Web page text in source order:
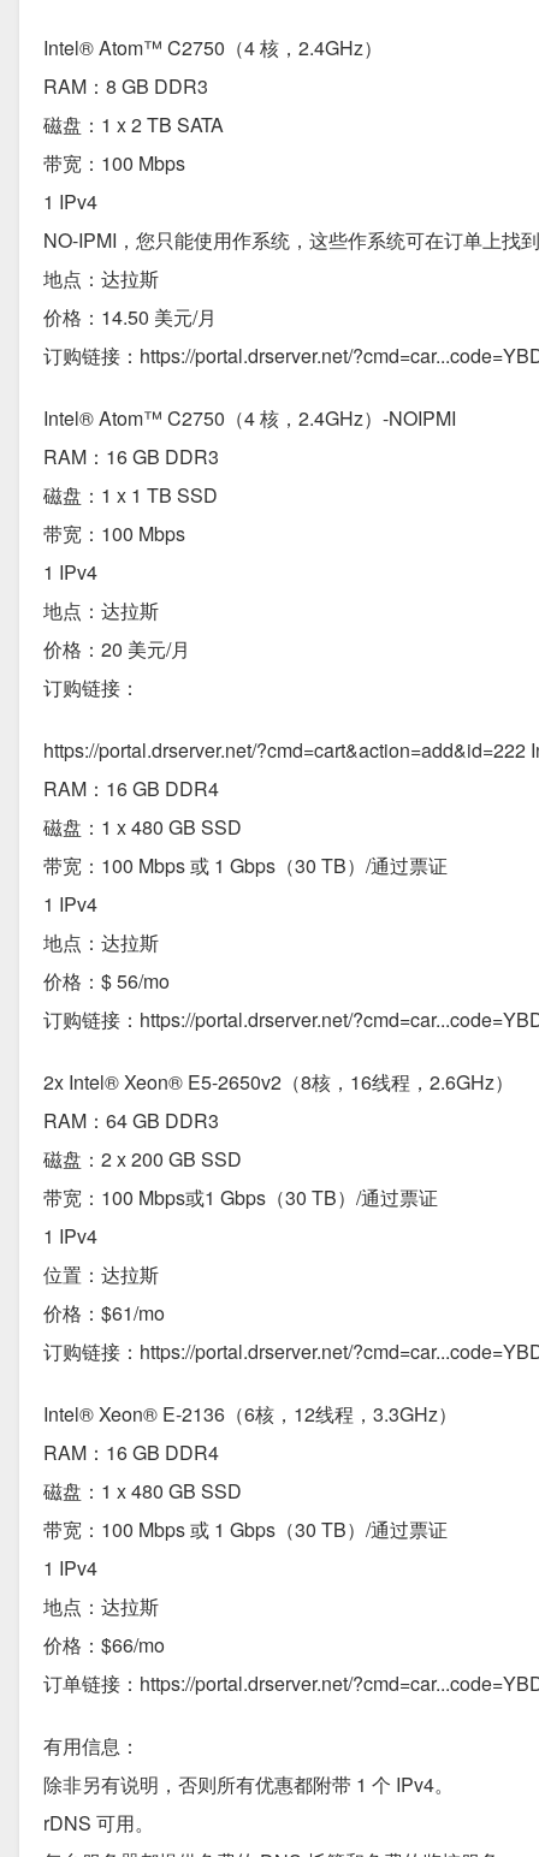
Intel® Atom™ C2750（4 核，2.4GHz）
RAM：8 GB DDR3
磁盘：1 x 2 TB SATA
带宽：100 Mbps
1 IPv4
NO-IPMI，您只能使用作系统，这些作系统可在订单上找到
地点：达拉斯
价格：14.50 美元/月
订购链接：https://portal.drserver.net/
Intel® Atom™ C2750（4 核，2.4GHz）-NOIPMI
RAM：16 GB DDR3
磁盘：1 x 1 TB SSD
带宽：100 Mbps
1 IPv4
地点：达拉斯
价格：20 美元/月
订购链接：
https://portal.drserver.net/
RAM：16 GB DDR4
磁盘：1 x 480 GB SSD
带宽：100 Mbps 或 1 Gbps（30 TB）/通过票证
1 IPv4
地点：达拉斯
价格：$ 56/mo
订购链接：https://portal.drserver.net/
2x Intel® Xeon® E5-2650v2（8核，16线程，2.6GHz）
RAM：64 GB DDR3
磁盘：2 x 200 GB SSD
带宽：100 Mbps或1 Gbps（30 TB）/通过票证
1 IPv4
位置：达拉斯
价格：$61/mo
订购链接：https://portal.drserver.net/
Intel® Xeon® E-2136（6核，12线程，3.3GHz）
RAM：16 GB DDR4
磁盘：1 x 480 GB SSD
带宽：100 Mbps 或 1 Gbps（30 TB）/通过票证
1 IPv4
地点：达拉斯
价格：$66/mo
订单链接：https://portal.drserver.net/
有用信息：
除非另有说明，否则所有优惠都附带 1 个 IPv4。
rDNS 可用。